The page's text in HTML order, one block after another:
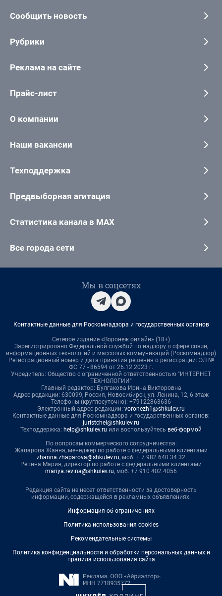
Сообщить новость
Рубрики
Реклама на сайте
Прайс-лист
О компании
Наши вакансии
Техподдержка
Предвыборная агитация
Статистика канала в MAX
Все города сети
Мы в соцсетях
Контактные данные для Роскомнадзора и государственных органов
Сетевое издание «Воронеж онлайн» (18+)
Зарегистрировано Федеральной службой по надзору в сфере связи,
информационных технологий и массовых коммуникаций (Роскомнадзор)
Регистрационный номер и дата принятия решения о регистрации: ЭЛ №
ФС 77 - 86594 от 26.12.2023 г.
Учредитель: Общество с ограниченной ответственностью "ИНТЕРНЕТ
ТЕХНОЛОГИИ"
Главный редактор: Булгакова Ирина Викторовна
Адрес редакции: 630099, Россия, Новосибирск, ул. Ленина, 12, 6 этаж
Телефоны (круглосуточно): +79122863636
Электронный адрес редакции: voronezh1@shkulev.ru
Контактные данные для Роскомнадзора и государственных органов:
juristchel@shkulev.ru
Техподдержка: help@shkulev.ru или воспользуйтесь веб-формой
По вопросам коммерческого сотрудничества:
Жапарова Жанна, менеджер по работе с федеральными клиентами
zhanna.zhaparova@shkulev.ru, моб. + 7 982 640 34 32
Ревина Мария, директор по работе с федеральными клиентами
mariya.revina@shkulev.ru, моб. +7 910 402 4056
Редакция сайта не несет ответственности за достоверность
информации, содержащейся в рекламных объявлениях.
Информация об ограничениях
Политика использования cookies
Рекомендательные системы
Политика конфиденциальности и обработки персональных данных и
правила использования сайта